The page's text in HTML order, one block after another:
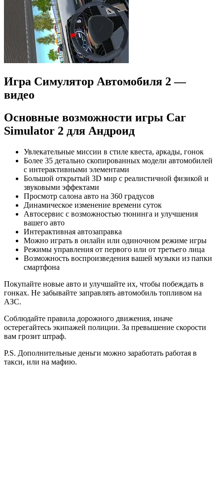
Игра Симулятор Автомобиля 2 —
видео
Основные возможности игры Car
Simulator 2 для Андроид
Увлекательные миссии в стиле квеста, аркады, гонок
Более 35 детально скопированных модели автомобилей
с интерактивными элементами
Большой открытый 3D мир с реалистичной физикой и
звуковыми эффектами
Просмотр салона авто на 360 градусов
Динамическое изменение времени суток
Автосервис с возможностью тюнинга и улучшения
вашего авто
Интерактивная автозаправка
Можно играть в онлайн или одиночном режиме игры
Режимы управления от первого или от третьего лица
Возможность воспроизведения вашей музыки из папки
смартфона
Покупайте новые авто и улучшайте их, чтобы побеждать в
гонках. Не забывайте заправлять автомобиль топливом на
АЗС.
Соблюдайте правила дорожного движения, иначе
остерегайтесь экипажей полиции. За превышение скорости
вам грозит штраф.
P.S. Дополнительные деньги можно заработать работая в
такси, или на мафию.